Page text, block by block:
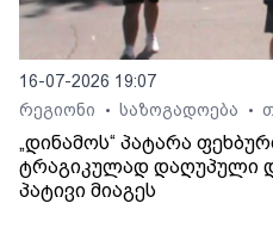
16-07-2026 19:07
რეგიონი
• საზოგადოება •
„დინამოს“ პატარა
ტრაგიკულად დაღუპული
პატივი მიაგეს